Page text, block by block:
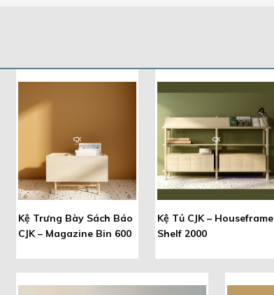
Kệ Trưng Bày Sách Báo
CJK – Magazine Bin 600
Kệ Tủ CJK – Houseframe
Shelf 2000